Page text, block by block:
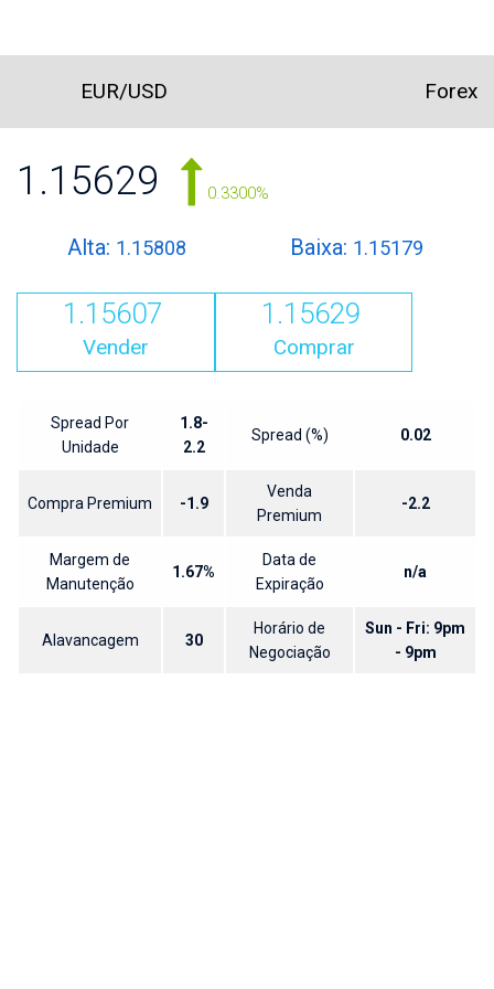
EUR/USD Forex
1.15629 0.3300%
Alta: 1.15808 Baixa: 1.15179
1.15607
Vender
1.15629
Comprar
Spread Por
Unidade
1.8-
2.2
Spread (%) 0.02
Compra Premium -1.9
Venda
Premium
-2.2
Margem de
Manutenção
1.67%
Data de
Expiração
n/a
Alavancagem 30
Horário de
Negociação
Sun - Fri: 9pm
- 9pm